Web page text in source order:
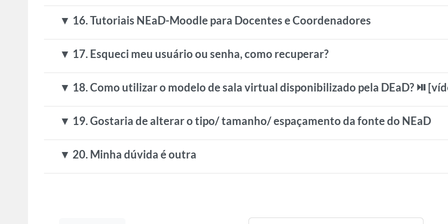
▼ 16. Tutoriais NEaD-Moodle para Docentes e Coordenadores
▼ 17. Esqueci meu usuário ou senha, como recuperar?
▼ 18. Como utilizar o modelo de sala virtual disponibilizado pela DEaD? ⏯️
▼ 19. Gostaria de alterar o tipo/ tamanho/ espaçamento da fonte do NEaD
▼ 20. Minha dúvida é outra